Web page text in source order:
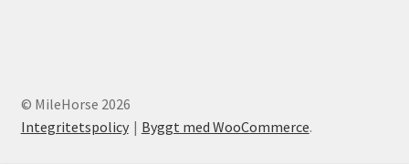
© MileHorse 2026
Integritetspolicy
Byggt med WooCommerce.